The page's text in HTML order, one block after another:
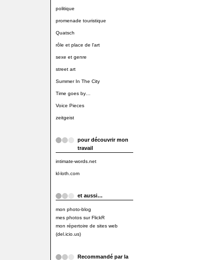
politique
promenade touristique
Quatsch
rôle et place de l'art
sexe et genre
street art
Summer In The City
Time goes by…
Voice Pieces
zeitgeist
pour découvrir mon
travail
intimate-words.net
kl-loth.com
et aussi…
mon photo-blog
mes photos sur FlickR
mon répertoire de sites web
(del.icio.us)
Recommandé par la